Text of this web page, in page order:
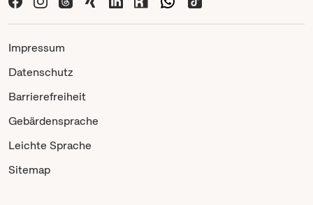
Impressum
Datenschutz
Barrierefreiheit
Gebärdensprache
Leichte Sprache
Sitemap